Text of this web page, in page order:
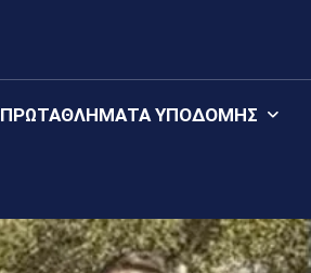
ΠΡΩΤΑΘΛΉΜΑΤΑ YΠΟΔΟΜΉΣ